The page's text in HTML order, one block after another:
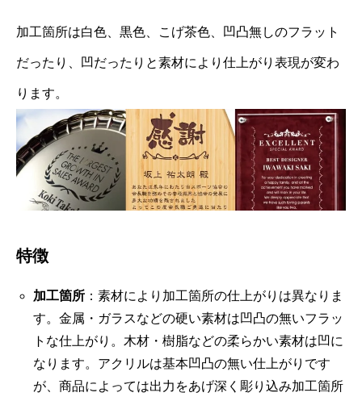
加工箇所は白色、黒色、こげ茶色、凹凸無しのフラット
だったり、凹だったりと素材により仕上がり表現が変わ
ります。
特徴
加工箇所：素材により加工箇所の仕上がりは異なりま
す。金属・ガラスなどの硬い素材は凹凸の無いフラッ
トな仕上がり。木材・樹脂などの柔らかい素材は凹に
なります。アクリルは基本凹凸の無い仕上がりです
が、商品によっては出力をあげ深く彫り込み加工箇所